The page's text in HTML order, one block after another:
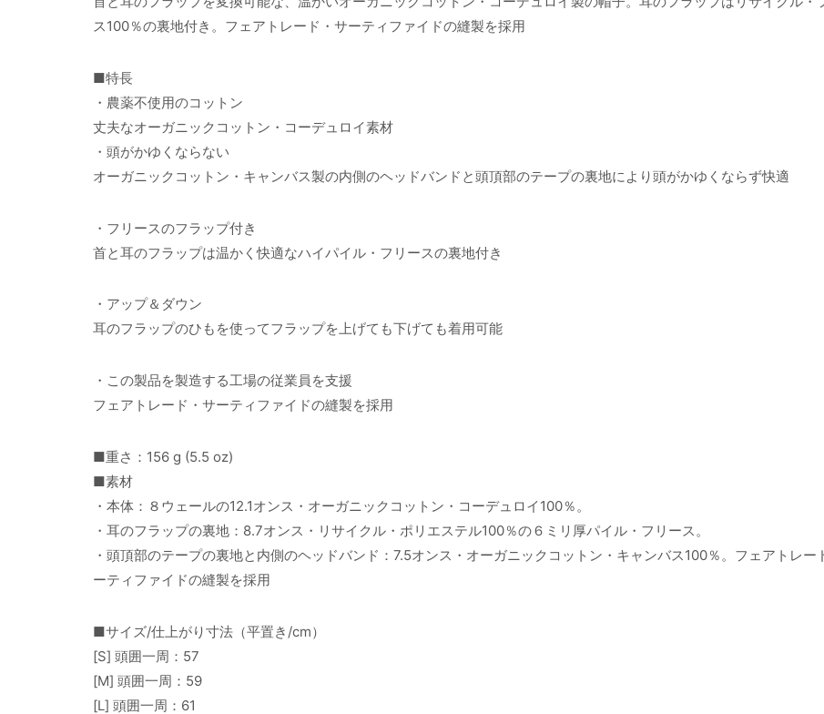
ス100％の裏地付き。フェアトレード・サーティファイドの縫製を採用
■特長
・農薬不使用のコットン
丈夫なオーガニックコットン・コーデュロイ素材
・頭がかゆくならない
オーガニックコットン・キャンバス製の内側のヘッドバンドと頭頂部のテープの裏地により頭がかゆくならず快適
・フリースのフラップ付き
首と耳のフラップは温かく快適なハイパイル・フリースの裏地付き
・アップ＆ダウン
耳のフラップのひもを使ってフラップを上げても下げても着用可能
・この製品を製造する工場の従業員を支援
フェアトレード・サーティファイドの縫製を採用
■重さ：156 g (5.5 oz)
■素材
・本体：８ウェールの12.1オンス・オーガニックコットン・コーデュロイ100％。
・耳のフラップの裏地：8.7オンス・リサイクル・ポリエステル100％の６ミリ厚パイル・フリース。
・頭頂部のテープの裏地と内側のヘッドバンド：7.5オンス・オーガニックコットン・キャンバス100％。フェアトレー
ーティファイドの縫製を採用
■サイズ/仕上がり寸法（平置き/cm）
[S] 頭囲一周：57
[M] 頭囲一周：59
[L] 頭囲一周：61